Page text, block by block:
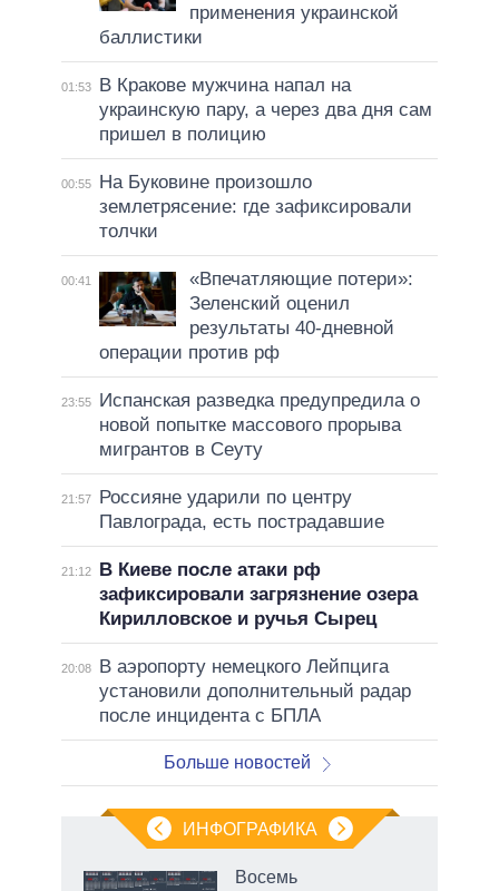
применения украинской
баллистики
01:53
В Кракове мужчина напал на
украинскую пару, а через два дня сам
пришел в полицию
00:55
На Буковине произошло
землетрясение: где зафиксировали
толчки
00:41
«Впечатляющие потери»:
Зеленский оценил
результаты 40-дневной
операции против рф
23:55
Испанская разведка предупредила о
новой попытке массового прорыва
мигрантов в Сеуту
21:57
Россияне ударили по центру
Павлограда, есть пострадавшие
21:12
В Киеве после атаки рф
зафиксировали загрязнение озера
Кирилловское и ручья Сырец
20:08
В аэропорту немецкого Лейпцига
установили дополнительный радар
после инцидента с БПЛА
Больше новостей
ИНФОГРАФИКА
Восемь